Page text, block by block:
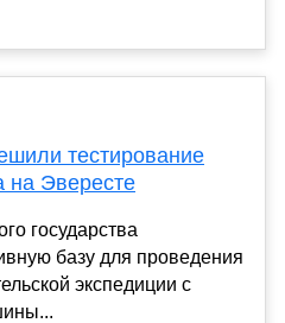
тестирование
на Эвересте
государства
базу для проведения
экспедиции с